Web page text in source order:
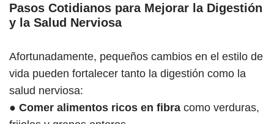
Pasos Cotidianos para Mejorar la Digestión
y la Salud Nerviosa
Afortunadamente, pequeños cambios en el estilo de
vida pueden fortalecer tanto la digestión como la
salud nerviosa:
● Comer alimentos ricos en fibra como verduras,